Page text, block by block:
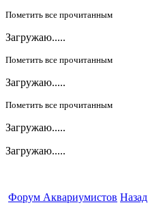
Пометить все прочитанным
Загружаю.....
Пометить все прочитанным
Загружаю.....
Пометить все прочитанным
Загружаю.....
Загружаю.....
Форум Аквариумистов Назад